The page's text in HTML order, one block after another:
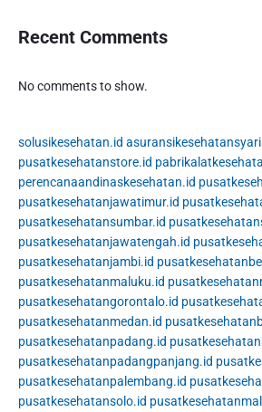
Recent Comments
No comments to show.
solusikesehatan.id
pusatkesehatanstore.id
perencanaandinaskesehatan.id
pusatkesehatanjawatimur.id
pusatkesehatansumbar.id
pusatkesehatanjawatengah.id
pusatkesehatanjambi.id
pusatkesehatanmaluku.id
pusatkesehatangorontalo.id
pusatkesehatanmedan.id
pusatkesehatanpadang.id
pusatkesehatanpadangpanjang.id
pusatkesehatanpalembang.id
pusatkesehatansolo.id